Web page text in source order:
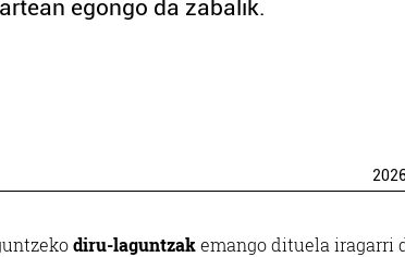
egongo da zabalik.
diru-laguntzakemango dituela iragarri